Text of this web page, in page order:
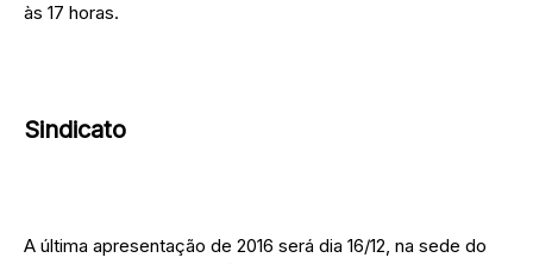
às 17 horas.
Sindicato
A última apresentação de 2016 será dia 16/12, na sede do